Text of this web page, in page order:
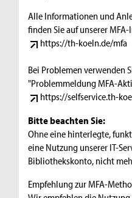
Alle Informationen und
finden Sie auf unserer
https://th-koeln.de/mfa
Bei Problemen verwenden
"Problemmeldung MFA-
https://selfservice.th-
Bitte beachten Sie:
Ohne eine hinterlegte,
eine Nutzung unserer IT-
Bibliothekskonto, nicht
Empfehlung zur MFA-